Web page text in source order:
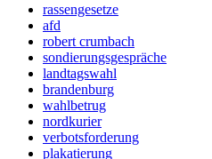
rassengesetze
afd
robert crumbach
sondierungsgespräche
landtagswahl
brandenburg
wahlbetrug
nordkurier
verbotsforderung
plakatierung